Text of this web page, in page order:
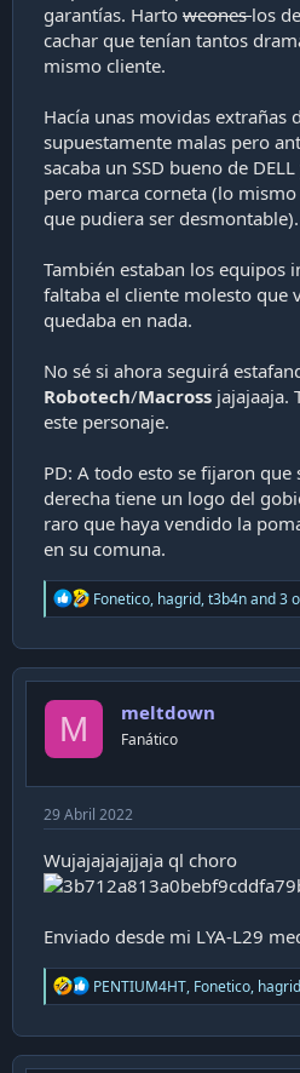
garantías. Harto weoneslos de
cachar que tenían tantos
mismo cliente.
Hacía unas movidas extrañas
supuestamente malas pero
sacaba un SSD bueno de
pero marca corneta (lo
que pudiera ser desmontable).
También estaban los equipos
faltaba el cliente molesto que
quedaba en nada.
No sé si ahora seguirá
Robotech/Macross jajajaaja.
este personaje.
PD: A todo esto se fijaron
derecha tiene un logo del
raro que haya vendido la
en su comuna.
R
e
c
t
s
Fonetico, hagrid,t3b4nand 3
M meltdown
Fanático
29 Abril 2022
Wujajajajajjaja ql choro
Enviado desde mi LYA-L29
R
e
c
t
PENTIUM4HT, Fonetico, hagrid